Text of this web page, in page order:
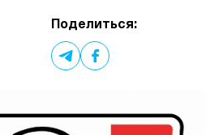
Поделиться: